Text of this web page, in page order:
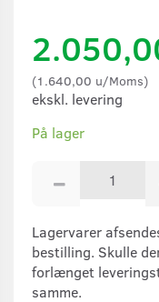
(1.640,00 u/Moms)
ekskl. levering
På lager
Lagervarer
bestilling. Skulle
forlænget
samme.